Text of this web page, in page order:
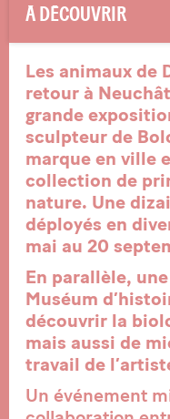
À DÉCOUVRIR
Les animaux de
retour à
grande
sculpteur de
marque en ville
collection de
nature. Une
déployés en
mai au 20
En parallèle,
Muséum
découvrir la
mais aussi de
travail de
Un événement